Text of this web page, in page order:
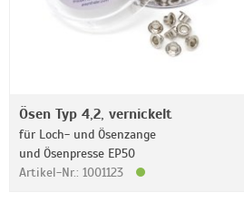
Ösen Typ 4,2, vernickelt
für Loch- und Ösenzange
und Ösenpresse EP50
Artikel-Nr.: 1001123